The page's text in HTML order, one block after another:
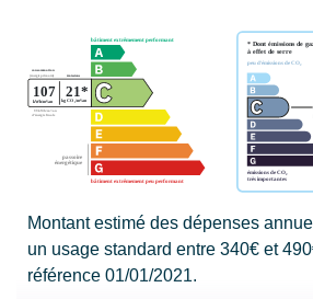
Montant estimé des dépenses
un usage standard entre 340€ et
référence 01/01/2021.